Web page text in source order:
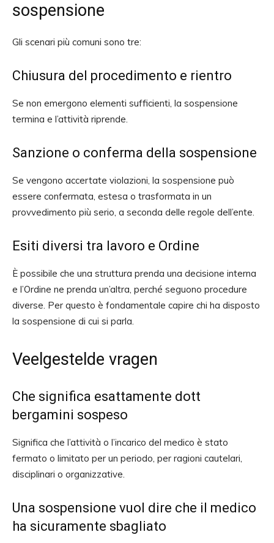
sospensione
Gli scenari più comuni sono tre:
Chiusura del procedimento e rientro
Se non emergono elementi sufficienti, la sospensione
termina e l’attività riprende.
Sanzione o conferma della sospensione
Se vengono accertate violazioni, la sospensione può
essere confermata, estesa o trasformata in un
provvedimento più serio, a seconda delle regole dell’ente.
Esiti diversi tra lavoro e Ordine
È possibile che una struttura prenda una decisione interna
e l’Ordine ne prenda un’altra, perché seguono procedure
diverse. Per questo è fondamentale capire chi ha disposto
la sospensione di cui si parla.
Veelgestelde vragen
Che significa esattamente dott
bergamini sospeso
Significa che l’attività o l’incarico del medico è stato
fermato o limitato per un periodo, per ragioni cautelari,
disciplinari o organizzative.
Una sospensione vuol dire che il medico
ha sicuramente sbagliato